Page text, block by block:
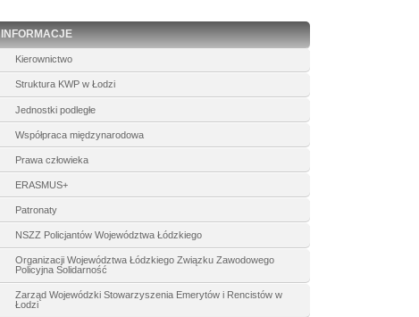
INFORMACJE
Kierownictwo
Struktura KWP w Łodzi
Jednostki podległe
Współpraca międzynarodowa
Prawa człowieka
ERASMUS+
Patronaty
NSZZ Policjantów Województwa Łódzkiego
Organizacji Województwa Łódzkiego Związku Zawodowego
Policyjna Solidarność
Zarząd Wojewódzki Stowarzyszenia Emerytów i Rencistów w
Łodzi